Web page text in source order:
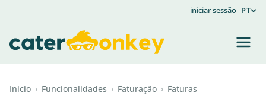
iniciar sessão PT
Início › Funcionalidades › Faturação › Faturas